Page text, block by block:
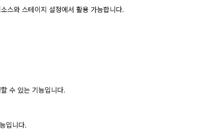
스와 스테이지 설정에서 활용 가능합니다.
수 있는 기능입니다.
입니다.